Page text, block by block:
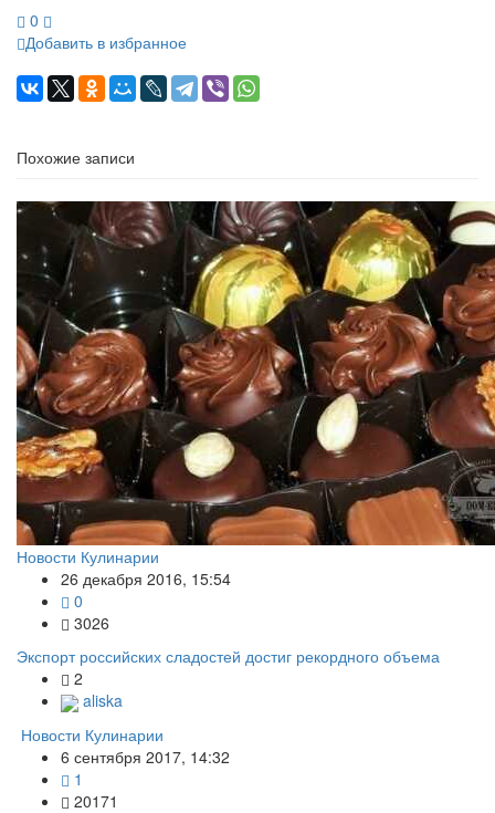
0
Добавить в избранное
Похожие записи
Новости Кулинарии
26 декабря 2016, 15:54
0
3026
Экспорт российских сладостей достиг рекордного объема
2
aliska
Новости Кулинарии
6 сентября 2017, 14:32
1
20171